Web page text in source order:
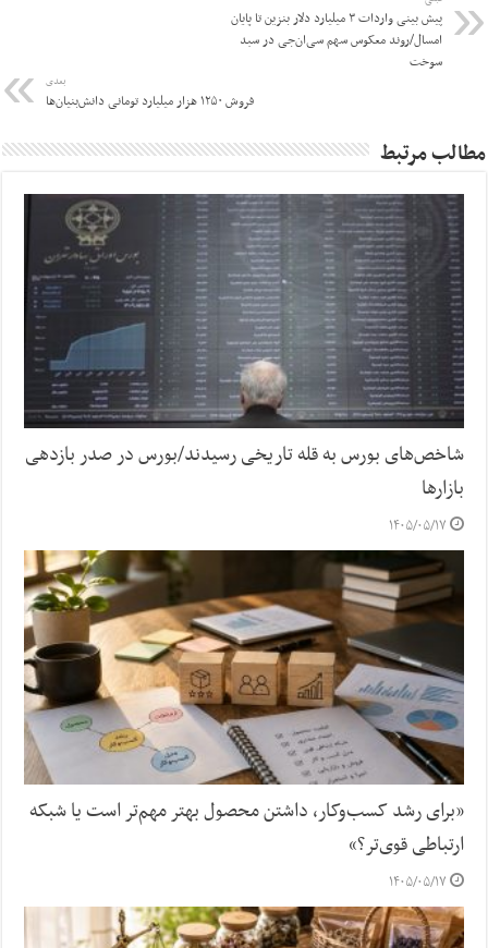
پیش بینی واردات ۳ میلیارد دلار بنزین تا پایان
امسال/روند معکوس سهم سی‌ان‌جی در سبد
سوخت
بعدی
فروش ۱۲۵۰ هزار میلیارد تومانی دانش‌بنیان‌ها
مطالب مرتبط
شاخص‌های بورس به قله تاریخی رسیدند/بورس در صدر بازدهی
بازارها
۱۴۰۵/۰۵/۱۷
«برای رشد کسب‌وکار، داشتن محصول بهتر مهم‌تر است یا شبکه
ارتباطی قوی‌تر؟»
۱۴۰۵/۰۵/۱۷